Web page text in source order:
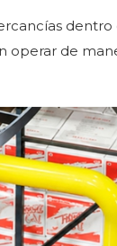
dentro
operar de